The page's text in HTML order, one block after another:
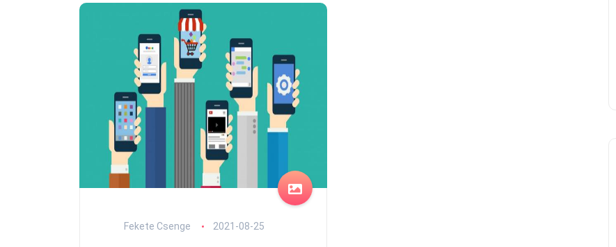
Fekete Csenge 2021-08-25